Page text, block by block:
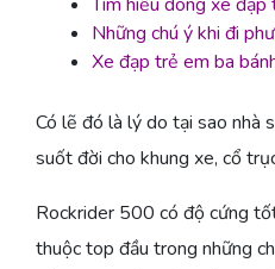
Những chú ý khi đi
Xe đạp trẻ em ba
Có lẽ đó là lý do tại sao nhà
suốt đời cho khung xe, cổ
Rockrider 500 có độ cứng
thuộc top đầu trong những